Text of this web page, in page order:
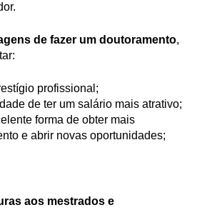
de fazer um doutoramento,
profissional;
de ter um salário mais atrativo;
forma de obter mais
e abrir novas oportunidades;
aos mestrados e